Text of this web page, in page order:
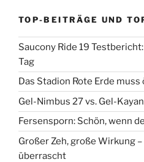
TOP-BEITRÄGE UND
Saucony Ride 19
Tag
Das Stadion Rote Erde
Gel-Nimbus 27 vs. Gel-
Fersensporn: Schön, wenn
Großer Zeh, große Wirkung
überrascht